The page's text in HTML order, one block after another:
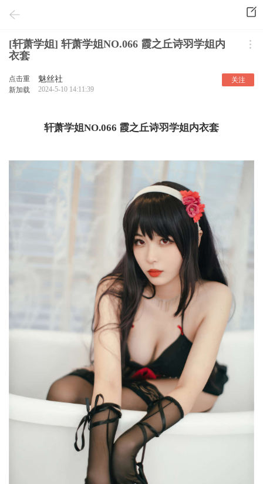
[轩萧学姐] 轩萧学姐NO.066 霞之丘诗羽学姐内
衣套
点击重
新加载
魅丝社
2024-5-10 14:11:39
关注
轩萧学姐NO.066 霞之丘诗羽学姐内衣套